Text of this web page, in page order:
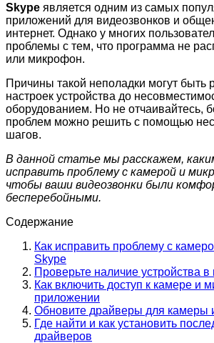
Skype является одним из самых
приложений для видеозвонков и
интернет. Однако у многих
проблемы с тем, что программа не
или микрофон.
Причины такой неполадки могут быть
настроек устройства до
оборудованием. Но не отчаивайтесь,
проблем можно решить с помощью
шагов.
В данной статье мы расскажем,
исправить проблему с камерой и
чтобы ваши видеозвонки были
бесперебойными.
Содержание
Как исправить проблему с
Skype
Проверьте наличие устройства в
Как включить доступ к камере и
приложении
Обновите драйверы для камеры
Где найти и как установить
драйверов